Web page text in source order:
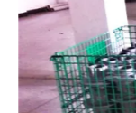
연